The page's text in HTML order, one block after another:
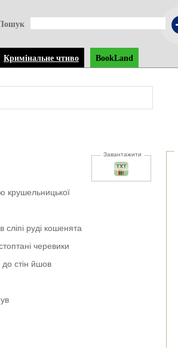
Кримінальне чтиво BookLand
Завантажити
крушельницької
сліпі руді кошенята
черевики
до стін йшов